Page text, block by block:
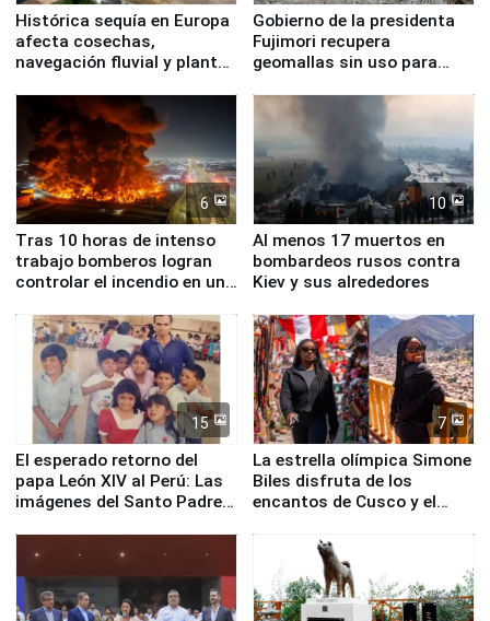
Histórica sequía en Europa
afecta cosechas,
navegación fluvial y plantas
Gobierno de la presidenta
Fujimori recupera
geomallas sin uso para
Fenómeno El Niño
6
Tras 10 horas de intenso
trabajo bomberos logran
controlar el incendio en una
de Chile
10
Al menos 17 muertos en
bombardeos rusos contra
Kiev y sus alrededores
15
El esperado retorno del
papa León XIV al Perú: Las
imágenes del Santo Padre
7
La estrella olímpica Simone
Biles disfruta de los
encantos de Cusco y el